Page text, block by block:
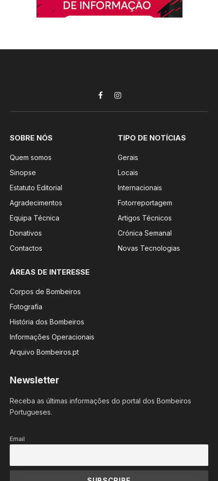
FacebookInstagram
SOBRE NÓS
Quem somos
Sinopse
Estatuto Editorial
Agradecimentos
Equipa Técnica
Donativos
Contactos
TIPO DE NOTÍCIAS
Gerais
Locais
Internacionais
Fotorreportagem
Artigos Técnicos
Crónica Semanal
Novas Tecnologias
ÁREAS DE INTERESSE
Corpos de Bombeiros
Fotografia
História dos Bombeiros
Informações Operacionais
Arquivo Bombeiros.pt
Newsletter
Receba as últimas informações do portal dos Bombeiros
Portugueses.
Email